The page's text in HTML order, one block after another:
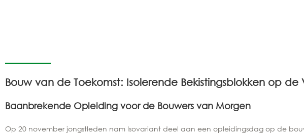
Bouw van de Toekomst: Isolerende Bekistingsblokken op de
Baanbrekende Opleiding voor de Bouwers van Morgen
Op 20 november jongstleden nam Isovariant deel aan een opleidingsdag op de